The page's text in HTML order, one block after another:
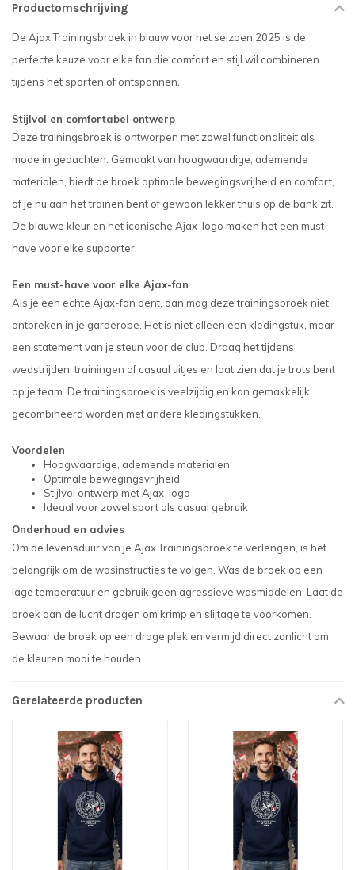
Productomschrijving
De Ajax Trainingsbroek in blauw voor het seizoen 2025 is de
perfecte keuze voor elke fan die comfort en stijl wil combineren
tijdens het sporten of ontspannen.
Stijlvol en comfortabel ontwerp
Deze trainingsbroek is ontworpen met zowel functionaliteit als
mode in gedachten. Gemaakt van hoogwaardige, ademende
materialen, biedt de broek optimale bewegingsvrijheid en comfort,
of je nu aan het trainen bent of gewoon lekker thuis op de bank zit.
De blauwe kleur en het iconische Ajax-logo maken het een must-
have voor elke supporter.
Een must-have voor elke Ajax-fan
Als je een echte Ajax-fan bent, dan mag deze trainingsbroek niet
ontbreken in je garderobe. Het is niet alleen een kledingstuk, maar
een statement van je steun voor de club. Draag het tijdens
wedstrijden, trainingen of casual uitjes en laat zien dat je trots bent
op je team. De trainingsbroek is veelzijdig en kan gemakkelijk
gecombineerd worden met andere kledingstukken.
Voordelen
Hoogwaardige, ademende materialen
Optimale bewegingsvrijheid
Stijlvol ontwerp met Ajax-logo
Ideaal voor zowel sport als casual gebruik
Onderhoud en advies
Om de levensduur van je Ajax Trainingsbroek te verlengen, is het
belangrijk om de wasinstructies te volgen. Was de broek op een
lage temperatuur en gebruik geen agressieve wasmiddelen. Laat de
broek aan de lucht drogen om krimp en slijtage te voorkomen.
Bewaar de broek op een droge plek en vermijd direct zonlicht om
de kleuren mooi te houden.
Gerelateerde producten